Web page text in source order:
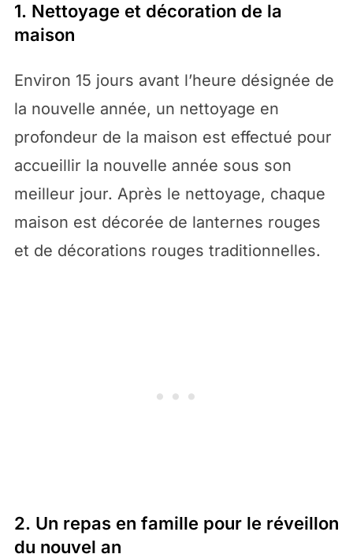
1. Nettoyage et décoration de la
maison
Environ 15 jours avant l’heure désignée de
la nouvelle année, un nettoyage en
profondeur de la maison est effectué pour
accueillir la nouvelle année sous son
meilleur jour. Après le nettoyage, chaque
maison est décorée de lanternes rouges
et de décorations rouges traditionnelles.
2. Un repas en famille pour le réveillon
du nouvel an